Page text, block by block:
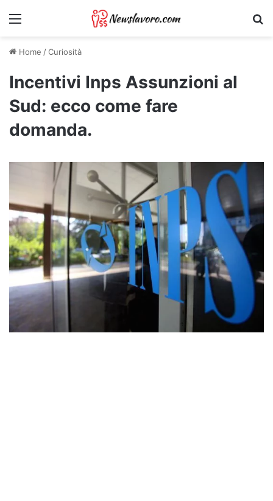
Menu
Home /Curiosità
Incentivi Inps Assunzioni al
Sud: ecco come fare
domanda.